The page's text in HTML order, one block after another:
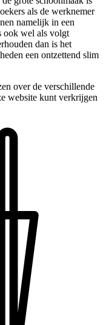
als de werknemer
namelijk in een
ook wel als volgt
dan is het
een ontzettend slim
over de verschillende
website kunt verkrijgen